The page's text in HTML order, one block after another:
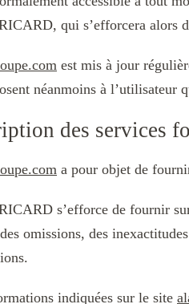
qui s’efforcera alors
est mis à jour
néanmoins à l’utilisateur
des services
a pour objet de
s’efforce de fournir
omissions, des
indiquées sur le site